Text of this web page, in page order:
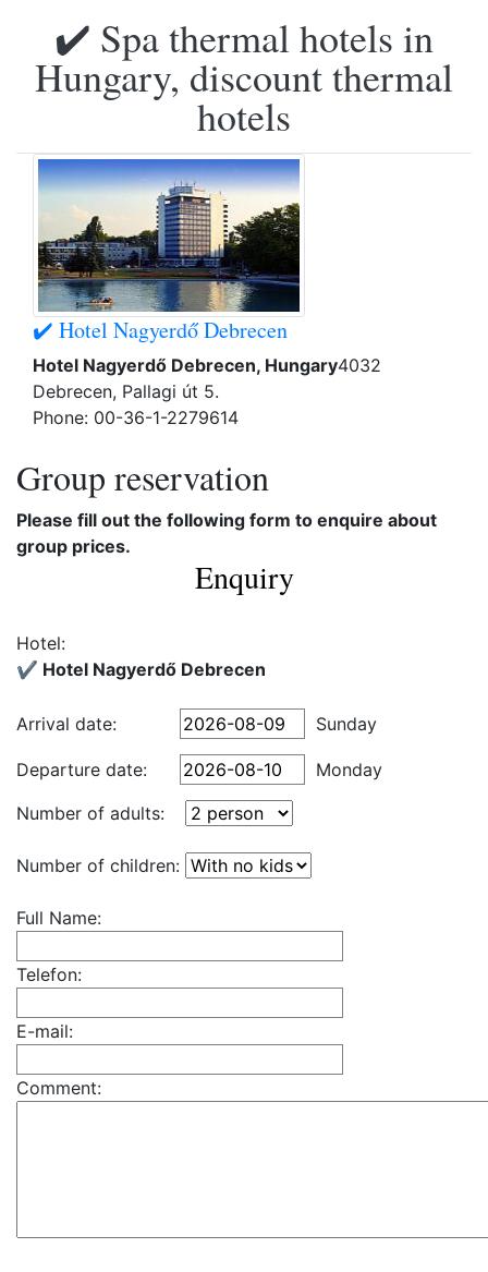
✔️ Spa thermal hotels in
Hungary, discount thermal
hotels
✔️ Hotel Nagyerdő Debrecen
Hotel Nagyerdő Debrecen, Hungary4032
Debrecen, Pallagi út 5.
Phone: 00-36-1-2279614
Group reservation
Please fill out the following form to enquire about
group prices.
Enquiry
Hotel:
✔️ Hotel Nagyerdő Debrecen
Arrival date: Sunday
Departure date:
Monday
Number of adults:
Number of children:
Full Name:
Telefon:
E-mail:
Comment: